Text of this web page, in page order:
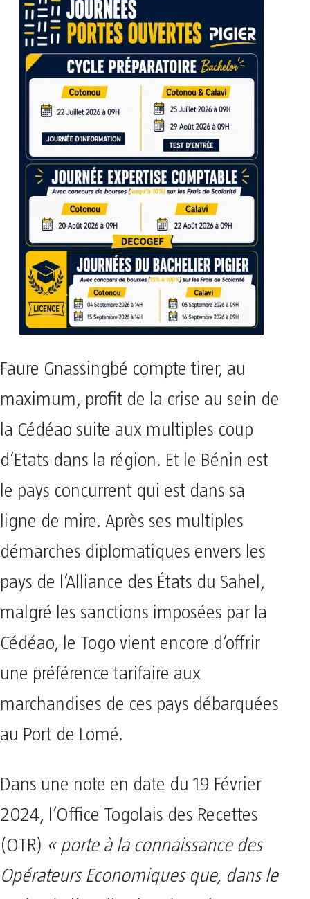
Faure Gnassingbé compte tirer, au
maximum, profit de la crise au sein de
la Cédéao suite aux multiples coup
d’Etats dans la région. Et le Bénin est
le pays concurrent qui est dans sa
ligne de mire. Après ses multiples
démarches diplomatiques envers les
pays de l’Alliance des États du Sahel,
malgré les sanctions imposées par la
Cédéao, le Togo vient encore d’offrir
une préférence tarifaire aux
marchandises de ces pays débarquées
au Port de Lomé.
Dans une note en date du 19 Février
2024, l’Office Togolais des Recettes
(OTR) « porte à la connaissance des
Opérateurs Economiques que, dans le